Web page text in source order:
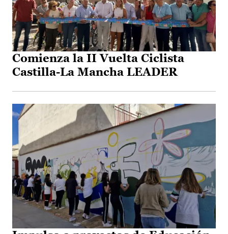
Comienza la II Vuelta Ciclista
Castilla-La Mancha LEADER